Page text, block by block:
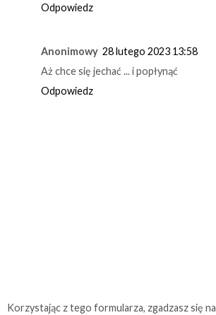
Odpowiedz
Anonimowy 28 lutego 2023 13:58
Aż chce się jechać ... i popłynąć
Odpowiedz
Korzystając z tego formularza, zgadzasz się na